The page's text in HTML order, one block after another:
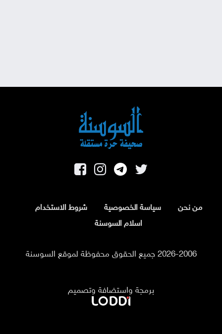
من نحن سياسة الخصوصية
شروط الاستخدام
اسلام السوسنة
2026-2006 جميع الحقوق محفوظة لموقع السوسنة
برمجة واستضافة وتصميم